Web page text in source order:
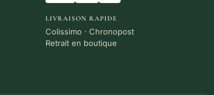
LIVRAISON RAPIDE
Colissimo · Chronopost
Retrait en boutique